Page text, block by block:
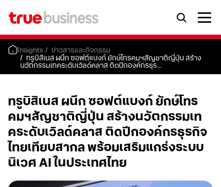
Insights ข่าวสารและกิจกรรม
ทรูบิสิเนส ผนึก ซอฟต์แบงก์ ยักษ์โทรคมฯสัญชาติญี่ปุ่น สร้าง
นวัตกรรมเทคระดับเวิลด์คลาส ติดปีกองค์กรธุร...
ทรูบิสิเนส ผนึก ซอฟต์แบงก์ ยักษ์โทร
คมฯสัญชาติญี่ปุ่น สร้างนวัตกรรมเท
คระดับเวิลด์คลาส ติดปีกองค์กรธุรกิจ
ไทยเทียบสากล พร้อมเสริมแกร่งระบบ
นิเวศ AI ในประเทศไทย